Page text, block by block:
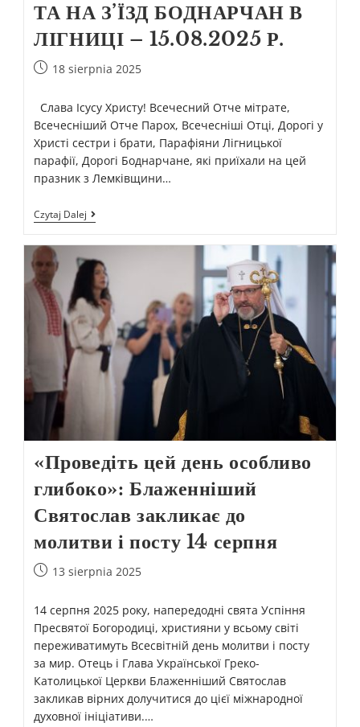
ТА НА З’ЇЗД БОДНАРЧАН В
ЛІГНИЦІ – 15.08.2025 Р.
18 sierpnia 2025
Слава Ісусу Христу! Всечесний Отче мітрате,
Всечесніший Отче Парох, Всечесніші Отці, Дорогі у
Христі сестри і брати, Парафіяни Лігницької
парафії, Дорогі Боднарчане, які приїхали на цей
празник з Лемківщини…
Czytaj Dalej
«Проведіть цей день особливо
глибоко»: Блаженніший
Святослав закликає до
молитви і посту 14 серпня
13 sierpnia 2025
14 серпня 2025 року, напередодні свята Успіння
Пресвятої Богородиці, християни у всьому світі
переживатимуть Всесвітній день молитви і посту
за мир. Отець і Глава Української Греко-
Католицької Церкви Блаженніший Святослав
закликав вірних долучитися до цієї міжнародної
духовної ініціативи.…